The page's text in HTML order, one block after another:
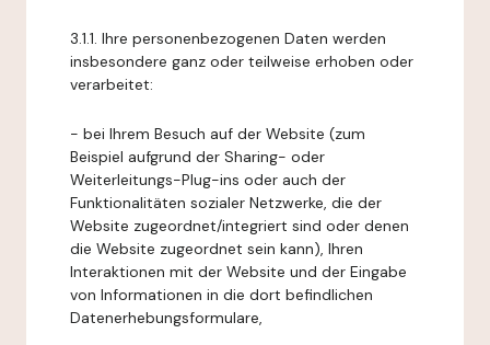
3.1.1. Ihre personenbezogenen Daten werden
insbesondere ganz oder teilweise erhoben oder
verarbeitet:
- bei Ihrem Besuch auf der Website (zum
Beispiel aufgrund der Sharing- oder
Weiterleitungs-Plug-ins oder auch der
Funktionalitäten sozialer Netzwerke, die der
Website zugeordnet/integriert sind oder denen
die Website zugeordnet sein kann), Ihren
Interaktionen mit der Website und der Eingabe
von Informationen in die dort befindlichen
Datenerhebungsformulare,